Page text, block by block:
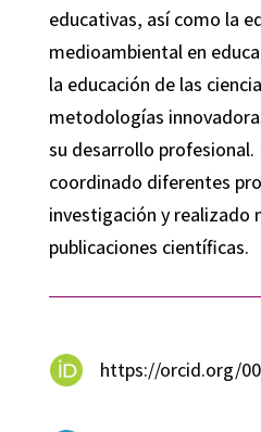
educativas, así como la
medioambiental en
la educación de las
metodologías
su desarrollo
coordinado diferentes
investigación y realizado
publicaciones científicas.
https://orcid.org/